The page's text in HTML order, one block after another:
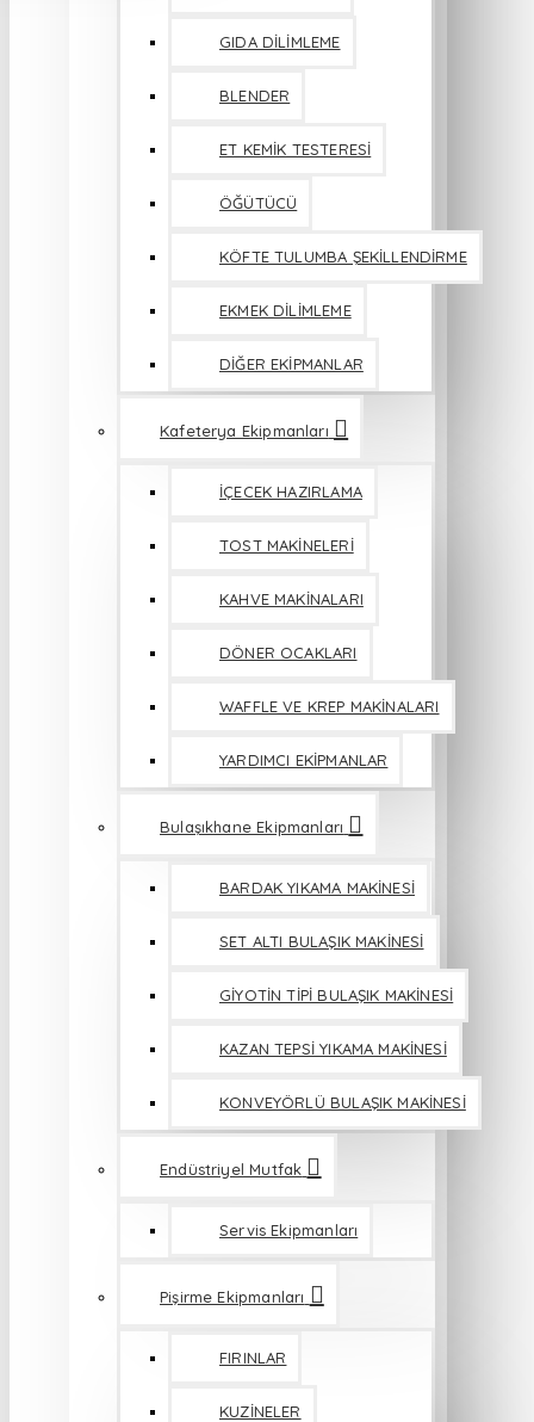
GIDA DİLİMLEME
BLENDER
ET KEMİK TESTERESİ
ÖĞÜTÜCÜ
KÖFTE TULUMBA ŞEKİLLENDİRME
EKMEK DİLİMLEME
DİĞER EKİPMANLAR
Kafeterya Ekipmanları
İÇECEK HAZIRLAMA
TOST MAKİNELERİ
KAHVE MAKİNALARI
DÖNER OCAKLARI
WAFFLE VE KREP MAKİNALARI
YARDIMCI EKİPMANLAR
Bulaşıkhane Ekipmanları
BARDAK YIKAMA MAKİNESİ
SET ALTI BULAŞIK MAKİNESİ
GİYOTİN TİPİ BULAŞIK MAKİNESİ
KAZAN TEPSİ YIKAMA MAKİNESİ
KONVEYÖRLÜ BULAŞIK MAKİNESİ
Endüstriyel Mutfak
Servis Ekipmanları
Pişirme Ekipmanları
FIRINLAR
KUZİNELER